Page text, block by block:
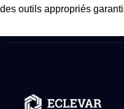
des outils appropriés